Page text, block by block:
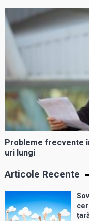
Probleme frecvente
uri lungi
Articole Recente